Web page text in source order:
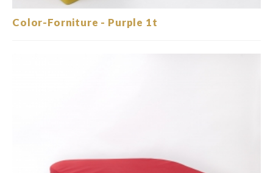
Color-Forniture - Purple 1t